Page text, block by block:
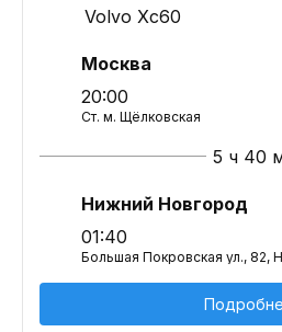
Volvo Xc60
Москва
20:00
Ст. м. Щёлковская
5 ч 40
Нижний Новгород
01:40
Большая Покровская ул., 82,